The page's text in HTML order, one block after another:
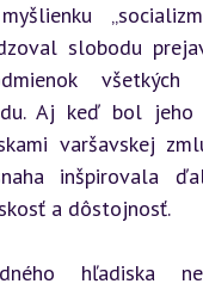
slobodu
všetkých
Aj keď bol jeho
varšavskej
inšpirovala
a dôstojnosť.
hľadiska